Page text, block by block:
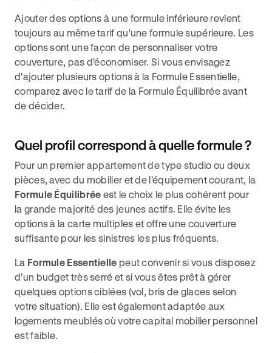
Ajouter des options à une formule inférieure revient
toujours au même tarif qu'une formule supérieure. Les
options sont une façon de personnaliser votre
couverture, pas d'économiser. Si vous envisagez
d'ajouter plusieurs options à la Formule Essentielle,
comparez avec le tarif de la Formule Équilibrée avant
de décider.
Quel profil correspond à quelle formule ?
Pour un premier appartement de type studio ou deux
pièces, avec du mobilier et de l'équipement courant, la
Formule Équilibrée est le choix le plus cohérent pour
la grande majorité des jeunes actifs. Elle évite les
options à la carte multiples et offre une couverture
suffisante pour les sinistres les plus fréquents.
La Formule Essentielle peut convenir si vous disposez
d'un budget très serré et si vous êtes prêt à gérer
quelques options ciblées (vol, bris de glaces selon
votre situation). Elle est également adaptée aux
logements meublés où votre capital mobilier personnel
est faible.